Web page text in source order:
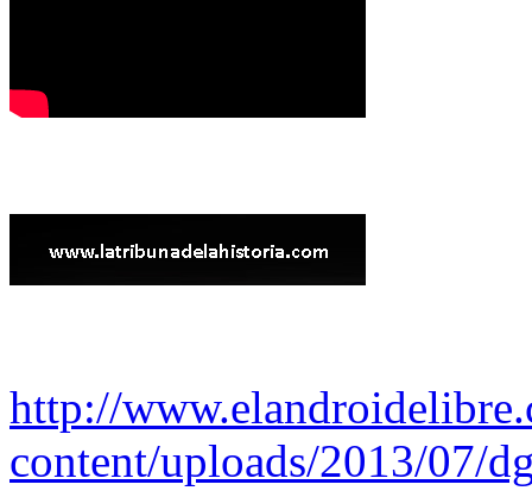
http://
content/uploads/2013/07/